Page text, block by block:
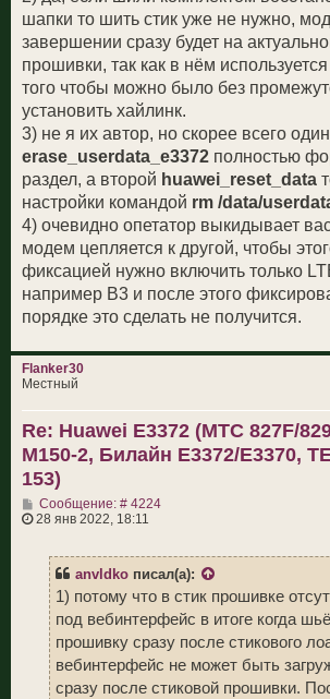
шапки то шить стик уже не нужно,
завершении сразу будет на
прошивки, так как в нём
того чтобы можно было без
установить хайлинк.
3) не я их автор, но скорее всего один
erase_userdata_e3372 полностью
раздел, а второй huawei_reset_data
настройки командой rm /data/
4) очевидно опетатор выкидывает
модем цепляется к другой, чтобы
фиксацией нужно включить только
например B3 и после этого
порядке это сделать не получится.
Flanker30
Местный
Re: Huawei E3372 (МТС 827F/
M150-2, Билайн E3372/E3370,
153)
Сообщение: # 4224С
е
н
и
е
28 янв 2022, 18:11
anvldko писал(а):
1) потому что в стик прошивке
под вебинтерфейс в итоге когда
прошивку сразу после стикового
вебинтерфейс не может быть
сразу после стиковой прошивки.